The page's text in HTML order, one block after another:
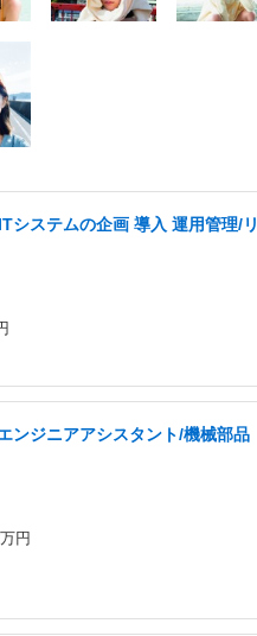
システムの企画 導入 運用管理/リ
ンジニアアシスタント/機械部品
円